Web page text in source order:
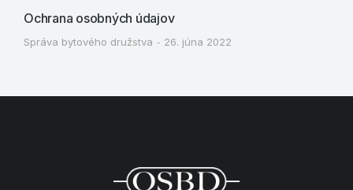
Ochrana osobných údajov
Správa bytového družstva 26. júna 2022